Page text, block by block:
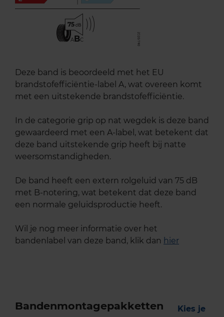
75
ABC
Deze band is beoordeeld met het EU
brandstofefficiëntie-label A, wat overeen komt
met een uitstekende brandstofefficiëntie.
In de categorie grip op nat wegdek is deze band
gewaardeerd met een A-label, wat betekent dat
deze band uitstekende grip heeft bij natte
weersomstandigheden.
De band heeft een extern rolgeluid van 75 dB
met B-notering, wat betekent dat deze band
een normale geluidsproductie heeft.
Wil je nog meer informatie over het
bandenlabel van deze band, klik dan hier
Bandenmontagepakketten
Kies je